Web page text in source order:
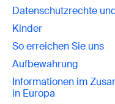
Datenschutzrechte
Kinder
So erreichen Sie uns
Aufbewahrung
Informationen im
in Europa